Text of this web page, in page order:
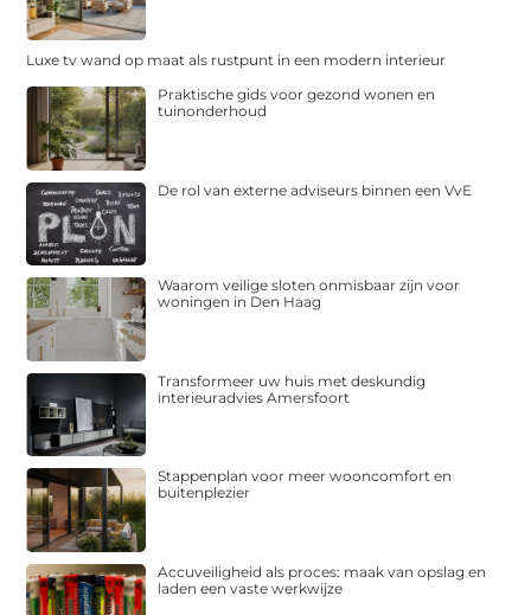
Luxe tv wand op maat als rustpunt in een modern interieur
Praktische gids voor gezond wonen en
tuinonderhoud
De rol van externe adviseurs binnen een VvE
Waarom veilige sloten onmisbaar zijn voor
woningen in Den Haag
Transformeer uw huis met deskundig
interieuradvies Amersfoort
Stappenplan voor meer wooncomfort en
buitenplezier
Accuveiligheid als proces: maak van opslag en
laden een vaste werkwijze